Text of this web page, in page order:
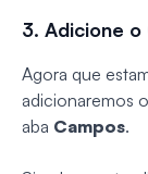
3. Adicione
Agora que
adicionaremos
aba Campos.